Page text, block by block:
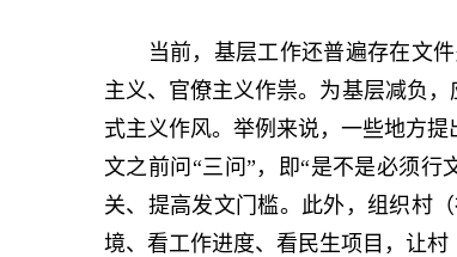
当前，基层工作还普遍存在文件
主义、官僚主义作祟。为基层减负
式主义作风。举例来说，一些地方
文之前问“三问”，即“是不是必须行
关、提高发文门槛。此外，组织村
境、看工作进度、看民生项目，让村